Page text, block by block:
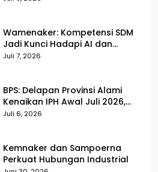
Wamenaker: Kompetensi SDM
Jadi Kunci Hadapi AI dan
Transformasi Dunia Kerja
Juli 7, 2026
BPS: Delapan Provinsi Alami
Kenaikan IPH Awal Juli 2026,
Cabai Merah dan Beras Jadi
Juli 6, 2026
Kemnaker dan Sampoerna
Perkuat Hubungan Industrial